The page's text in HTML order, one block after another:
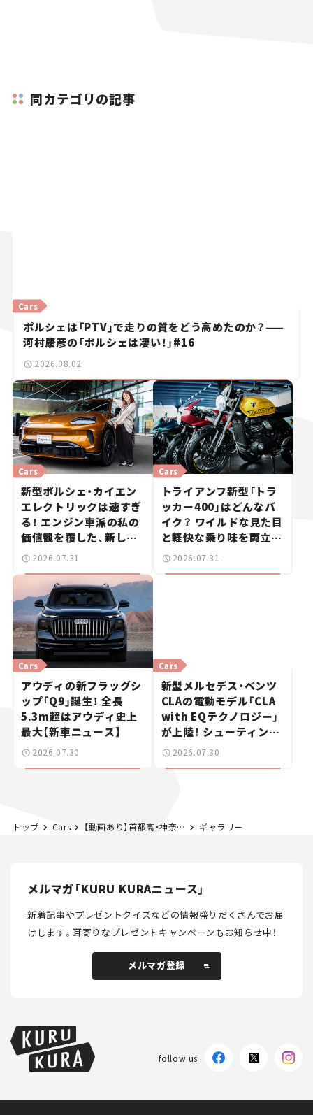
同カテゴリの記事
ポルシェは「PTV」で走りの質をどう高めたのか？——
河村康彦の「ポルシェは凄い！」#16
Cars
2026.08.02
新型ポルシェ・カイエン
エレクトリックは速すぎ
る！ エンジン車派の私の
価値観を覆した、新しい
ポルシェの走り。
Cars
2026.07.31
トライアンフ新型「トラ
ッカー400」はどんなバ
イク？ ワイルドな見た目
と軽快な乗り味を両立し
た400ccフラットトラッ
Cars
2026.07.31
アウディの新フラッグシ
ップ「Q9」誕生！ 全長
5.3m超はアウディ史上
最大【新車ニュース】
Cars
2026.07.30
新型メルセデス・ベンツ
CLAの電動モデル「CLA
with EQテクノロジー」
が上陸！ シューティング
ブレークも発売【新車ニ
Cars
2026.07.30
トップ Cars 【動画あり】首都高・神奈川7号横浜北西線を走ってみた！ ギャラリー
メルマガ「KURU KURAニュース」
新着記事やプレゼントクイズなどの情報盛りだくさんでお届
けします。耳寄りなプレゼントキャンペーンもお知らせ中！
メルマガ登録
follow us